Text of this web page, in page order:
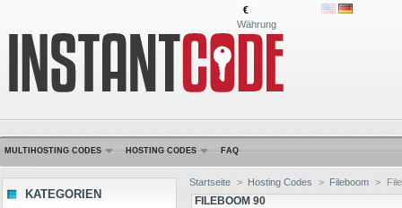
€
Währung
MULTIHOSTING CODES HOSTING CODES FAQ
KATEGORIEN
Startseite > Hosting Codes > Fileboom >
FILEBOOM 90